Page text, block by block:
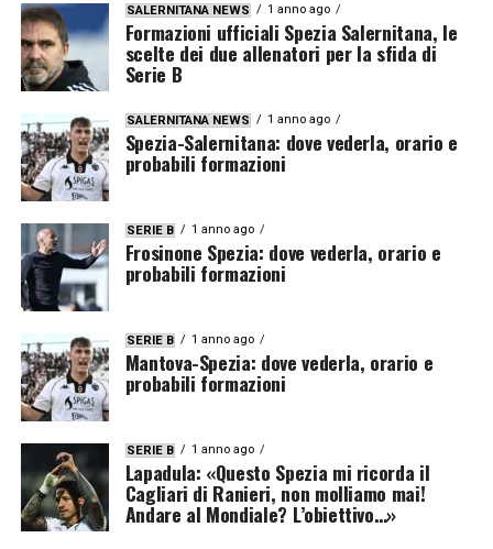
SALERNITANA NEWS 1 anno ago
Formazioni ufficiali Spezia Salernitana, le
scelte dei due allenatori per la sfida di
Serie B
SALERNITANA NEWS 1 anno ago
Spezia-Salernitana: dove vederla, orario e
probabili formazioni
SERIE B 1 anno ago
Frosinone Spezia: dove vederla, orario e
probabili formazioni
SERIE B 1 anno ago
Mantova-Spezia: dove vederla, orario e
probabili formazioni
SERIE B 1 anno ago
Lapadula: «Questo Spezia mi ricorda il
Cagliari di Ranieri, non molliamo mai!
Andare al Mondiale? L’obiettivo…»